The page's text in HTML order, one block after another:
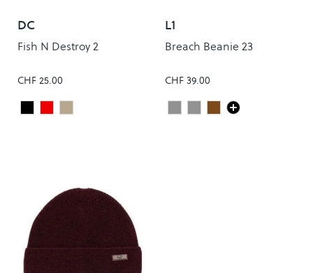
DC
Fish N Destroy 2
CHF 25.00
Colour
BlackChili Pepper
Oatmeal
L1
Breach Beanie 23
CHF 39.00
Colour
StoneSlateRust